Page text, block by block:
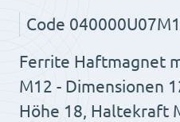
Code
Ferrite Haftmagnet
M12 - Dimensionen
Höhe 18, Haltekraft